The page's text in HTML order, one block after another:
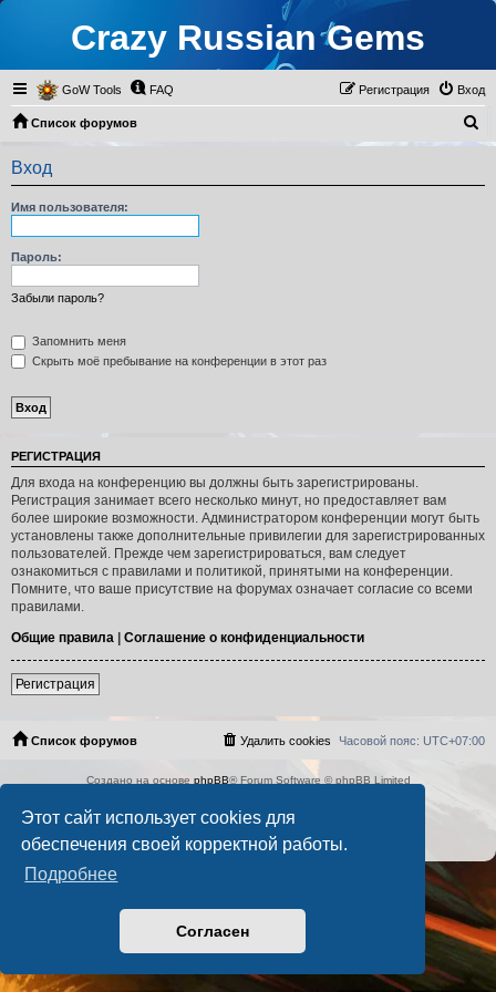
Этот сайт использует cookies для
обеспечения своей корректной работы.
Подробнее
Согласен
Crazy Russian Gems
GoW Tools FAQ Вход
Регистрация
Список форумов
о
Вход
Имя пользователя:
Пароль:
Забыли пароль?
Запомнить меня
Скрыть моё пребывание на конференции в этот раз
РЕГИСТРАЦИЯ
Для входа на конференцию вы должны быть зарегистрированы.
Регистрация занимает всего несколько минут, но предоставляет вам
более широкие возможности. Администратором конференции могут быть
установлены также дополнительные привилегии для зарегистрированных
пользователей. Прежде чем зарегистрироваться, вам следует
ознакомиться с правилами и политикой, принятыми на конференции.
Помните, что ваше присутствие на форумах означает согласие со всеми
правилами.
Общие правила | Соглашение о конфиденциальности
Регистрация
Список форумов Часовой пояс: UTC+07:00
Удалить cookies
Создано на основе phpBB® Forum Software © phpBB Limited
PS4 Pro style © Jester
Конфиденциальность |Правила